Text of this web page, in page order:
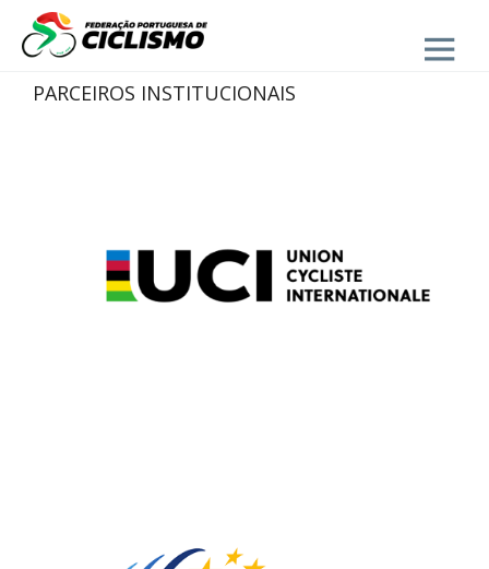
Close
PARCEIROS INSTITUCIONAIS